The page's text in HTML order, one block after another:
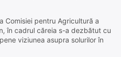
Comisiei pentru Agricultură a
în cadrul căreia s-a dezbătut cu
viziunea asupra solurilor în